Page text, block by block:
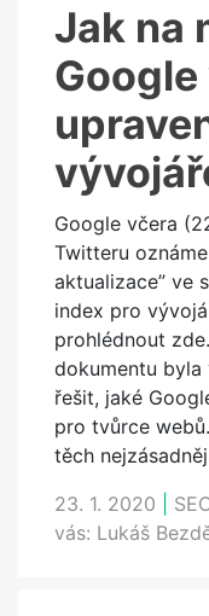
Jak na
Google včera
Twitteru
aktualizace” ve
index pro
prohlédnout
dokumentu byla
řešit, jaké
pro tvůrce
těch
23. 1. 2020
vás: Lukáš